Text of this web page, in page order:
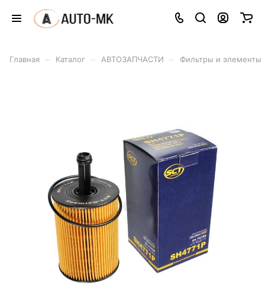
Главная Каталог АВТОЗАПЧАСТИ Фильтры и элементы